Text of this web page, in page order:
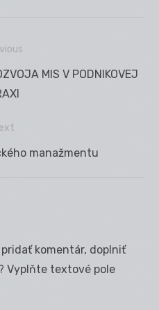
MIS V PODNIKOVEJ
manažmentu
komentár, doplniť
Vyplňte textové pole